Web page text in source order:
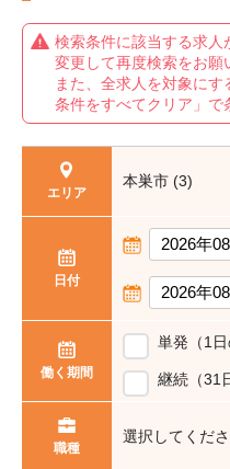
検索条件に該当する求人
変更して再度検索をお願
また、全求人を対象に
条件をすべてクリア」で
エリア
本巣市 (3)
日付
働く期間
単発（1日
継続（31
職種
選択してくだ